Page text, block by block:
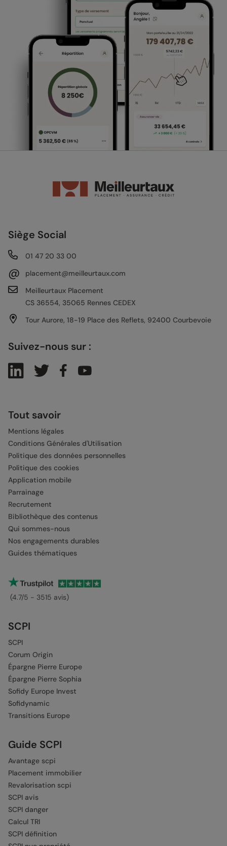
Siège Social
01 47 20 33 00
@
placement@meilleurtaux.com
Meilleurtaux Placement
CS 36554, 35065 Rennes CEDEX
Tour Aurore, 18-19 Place des Reflets, 92400 Courbevoie
Suivez-nous sur :
Tout savoir
Mentions légales
Conditions Générales d'Utilisation
Politique des données personnelles
Politique des cookies
Application mobile
Parrainage
Recrutement
Bibliothèque des contenus
Qui sommes-nous
Nos engagements durables
Guides thématiques
(4.7/5 - 3515 avis)
SCPI
SCPI
Corum Origin
Épargne Pierre Europe
Épargne Pierre Sophia
Sofidy Europe Invest
Sofidynamic
Transitions Europe
Guide SCPI
Avantage scpi
Placement immobilier
Revalorisation scpi
SCPI avis
SCPI danger
Calcul TRI
SCPI définition